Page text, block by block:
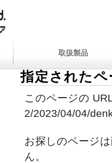
取扱製品
指定された
このページの
2/2023/04/04/
お探しのページ
ん。